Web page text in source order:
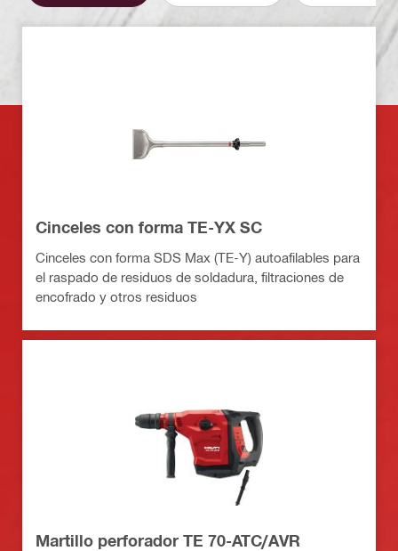
Cinceles con forma TE-YX SC
Cinceles con forma SDS Max (TE-Y) autoafilables para
el raspado de residuos de soldadura, filtraciones de
encofrado y otros residuos
Martillo perforador TE 70-ATC/AVR